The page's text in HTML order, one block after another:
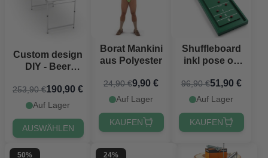
Custom design
DIY - Beer
253,90 €190,90 €
Auf Lager
AUSWÄHLEN
Borat Mankini
aus Polyester
24,90 €9,90 €
Auf Lager
KAUFEN
Shuffleboard
inkl pose og
122x33 cm
PartyVikings
96,90 €51,90 €
Auf Lager
KAUFEN
50%
24%